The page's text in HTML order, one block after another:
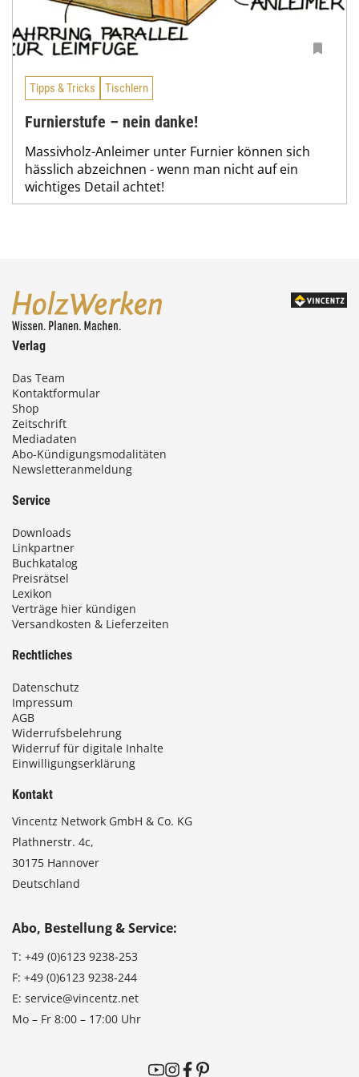
Tipps & Tricks Tischlern
Furnierstufe – nein danke!
Massivholz-Anleimer unter Furnier können sich
hässlich abzeichnen - wenn man nicht auf ein
wichtiges Detail achtet!
Verlag
Das Team
Kontaktformular
Shop
Zeitschrift
Mediadaten
Abo-Kündigungsmodalitäten
Newsletteranmeldung
Service
Downloads
Linkpartner
Buchkatalog
Preisrätsel
Lexikon
Verträge hier kündigen
Versandkosten & Lieferzeiten
Rechtliches
Datenschutz
Impressum
AGB
Widerrufsbelehrung
Widerruf für digitale Inhalte
Einwilligungserklärung
Kontakt
Vincentz Network GmbH & Co. KG
Plathnerstr. 4c,
30175 Hannover
Deutschland
Abo, Bestellung & Service:
T: +49 (0)6123 9238-253
F: +49 (0)6123 9238-244
E: service@vincentz.net
Mo – Fr 8:00 – 17:00 Uhr